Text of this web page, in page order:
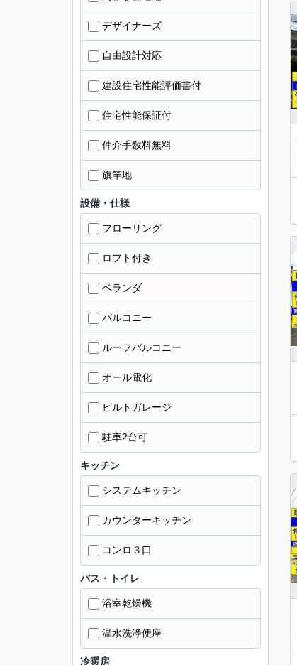
デザイナーズ
自由設計対応
建設住宅性能評価書付
住宅性能保証付
仲介手数料無料
旗竿地
設備・仕様
フローリング
ロフト付き
ベランダ
バルコニー
ルーフバルコニー
オール電化
ビルトガレージ
駐車2台可
キッチン
システムキッチン
カウンターキッチン
コンロ３口
バス・トイレ
浴室乾燥機
温水洗浄便座
冷暖房